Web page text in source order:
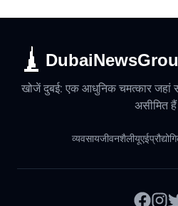
खोजें दुबई: एक आधुनिक चमत्कार जहां
असीमित
व्यवसायजीवनशैलीयूएई